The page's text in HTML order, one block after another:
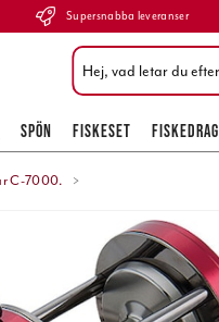
Supersnabba leveranser
SPÖN FISKESET FISKEDRAG
C-7000.